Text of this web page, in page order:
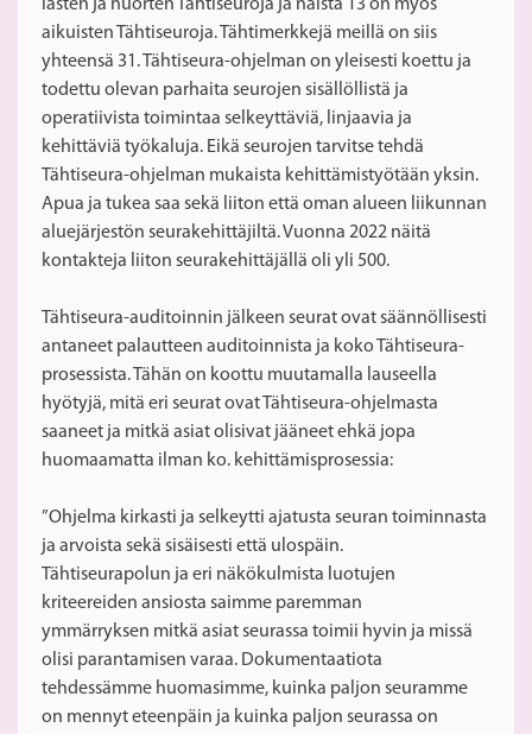
lasten ja nuorten Tähtiseuroja ja näistä 13 on myös
aikuisten Tähtiseuroja. Tähtimerkkejä meillä on siis
yhteensä 31. Tähtiseura-ohjelman on yleisesti koettu ja
todettu olevan parhaita seurojen sisällöllistä ja
operatiivista toimintaa selkeyttäviä, linjaavia ja
kehittäviä työkaluja. Eikä seurojen tarvitse tehdä
Tähtiseura-ohjelman mukaista kehittämistyötään yksin.
Apua ja tukea saa sekä liiton että oman alueen liikunnan
aluejärjestön seurakehittäjiltä. Vuonna 2022 näitä
kontakteja liiton seurakehittäjällä oli yli 500.
Tähtiseura-auditoinnin jälkeen seurat ovat säännöllisesti
antaneet palautteen auditoinnista ja koko Tähtiseura-
prosessista. Tähän on koottu muutamalla lauseella
hyötyjä, mitä eri seurat ovat Tähtiseura-ohjelmasta
saaneet ja mitkä asiat olisivat jääneet ehkä jopa
huomaamatta ilman ko. kehittämisprosessia:
”Ohjelma kirkasti ja selkeytti ajatusta seuran toiminnasta
ja arvoista sekä sisäisesti että ulospäin.
Tähtiseurapolun ja eri näkökulmista luotujen
kriteereiden ansiosta saimme paremman
ymmärryksen mitkä asiat seurassa toimii hyvin ja missä
olisi parantamisen varaa. Dokumentaatiota
tehdessämme huomasimme, kuinka paljon seuramme
on mennyt eteenpäin ja kuinka paljon seurassa on